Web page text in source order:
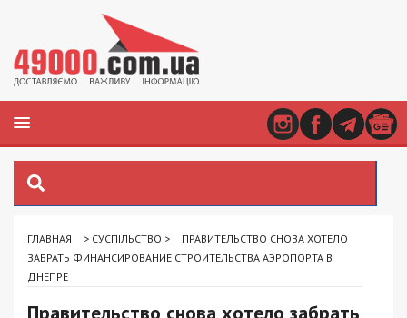
ГЛАВНАЯ > СУСПІЛЬСТВО >
ПРАВИТЕЛЬСТВО СНОВА ХОТЕЛО
ЗАБРАТЬ ФИНАНСИРОВАНИЕ СТРОИТЕЛЬСТВА АЭРОПОРТА В
ДНЕПРЕ
Правительство снова хотело забрать